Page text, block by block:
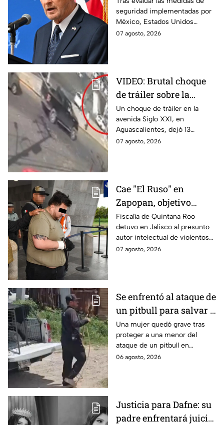
suspensión por
motivos de seguridad
seguridad implementadas por
México, Estados Unidos
reanudará parcialmente sus
07 agosto, 2026
VIDEO: Brutal choque
de tráiler sobre la
avenida Siglo XXI en
Aguascalientes deja
varios heridos y
destrozos
Un choque de tráiler en la
avenida Siglo XXI, en
Aguascalientes, dejó 13
heridos y varios vehículos
07 agosto, 2026
Cae "El Ruso" en
Zapopan, objetivo
prioritario en Playa del
Carmen
Fiscalía de Quintana Roo
detuvo en Jalisco al presunto
autor intelectual de violentos
ataques en fraccionamientos
07 agosto, 2026
Se enfrentó al ataque de
un pitbull para salvar a
una menor; hoy lucha
por su vida en Zapopan
Una mujer quedó grave tras
proteger a una menor del
ataque de un pitbull en
Zapopan; la víctima sufrió
06 agosto, 2026
Justicia para Dafne: su
padre enfrentará juicio